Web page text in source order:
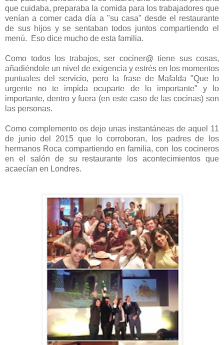
que cuidaba, preparaba la comida para los trabajadores que
venían a comer cada día a "su casa" desde el restaurante
de sus hijos y se sentaban todos juntos compartiendo el
menú. Eso dice mucho de esta familia.
Como todos los trabajos, ser cociner@ tiene sus cosas,
añadiéndole un nivel de exigencia y estrés en los momentos
puntuales del servicio, pero la frase de Mafalda "Que lo
urgente no te impida ocuparte de lo importante" y lo
importante, dentro y fuera (en este caso de las cocinas) son
las personas.
Como complemento os dejo unas instantáneas de aquel 11
de junio del 2015 que lo corroboran, los padres de los
hermanos Roca compartiendo en familia, con los cocineros
en el salón de su restaurante los acontecimientos que
acaecían en Londres.